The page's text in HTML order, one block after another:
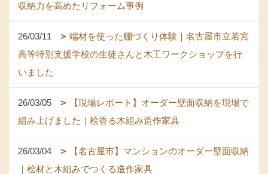
収納力を高めたリフォーム事例
26/03/11
端材を使った棚づくり体験｜名古屋市立若宮
高等特別支援学校の生徒さんと木工ワークショップを行
いました
26/03/05
【現場レポート】オーダー壁面収納を現場で
組み上げました｜桧香る木組み造作家具
26/03/04
【名古屋市】マンションのオーダー壁面収納
｜桧材と木組みでつくる造作家具